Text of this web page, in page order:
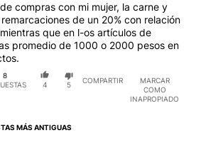
compras con mi mujer, la carne y
de un 20% con relación
que en l-os artículos de
promedio de 1000 o 2000 pesos en
8
4 5
COMPARTIR
MARCAR
COMO
INAPROPIADO
MÁS ANTIGUAS